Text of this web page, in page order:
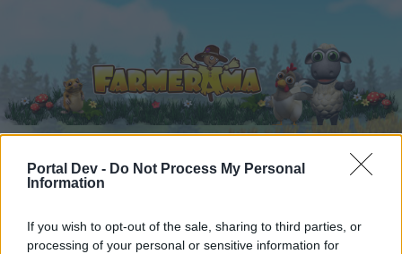
Portal Dev - Do Not Process My Personal
Information
If you wish to opt-out of the sale, sharing to third parties, or
processing of your personal or sensitive information for
Startseite